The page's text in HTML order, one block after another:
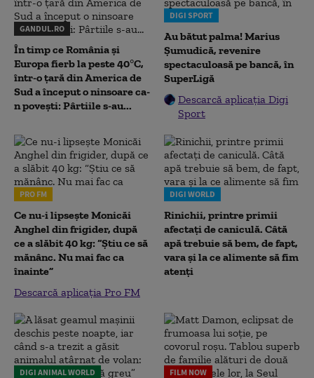
GANDUL.RO
În timp ce România și
Europa fierb la peste 40°C,
într-o țară din America de
Sud a început o ninsoare ca-
n povești: Pârtiile s-au...
DIGI SPORT
Au bătut palma! Marius
Șumudică, revenire
spectaculoasă pe bancă, în
SuperLigă
Descarcă aplicația Digi
Sport
PRO FM
Ce nu-i lipsește Monicăi
Anghel din frigider, după
ce a slăbit 40 kg: “Știu ce să
mănânc. Nu mai fac ca
înainte”
Descarcă aplicația Pro FM
DIGI WORLD
Rinichii, printre primii
afectați de caniculă. Câtă
apă trebuie să bem, de fapt,
vara și la ce alimente să fim
atenți
DIGI ANIMAL WORLD FILM NOW